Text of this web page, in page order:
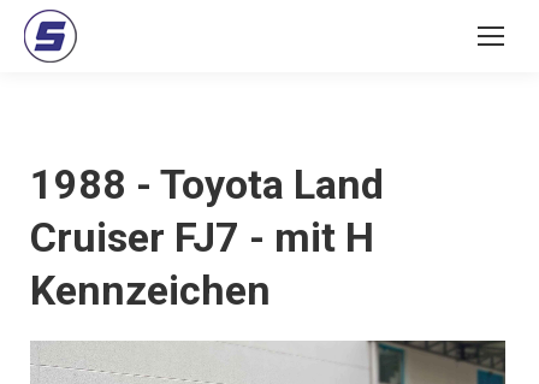
1988 - Toyota Land
Cruiser FJ7 - mit H
Kennzeichen